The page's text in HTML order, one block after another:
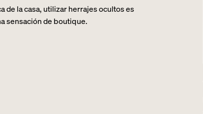
de la casa, utilizar herrajes ocultos es
sensación de boutique.